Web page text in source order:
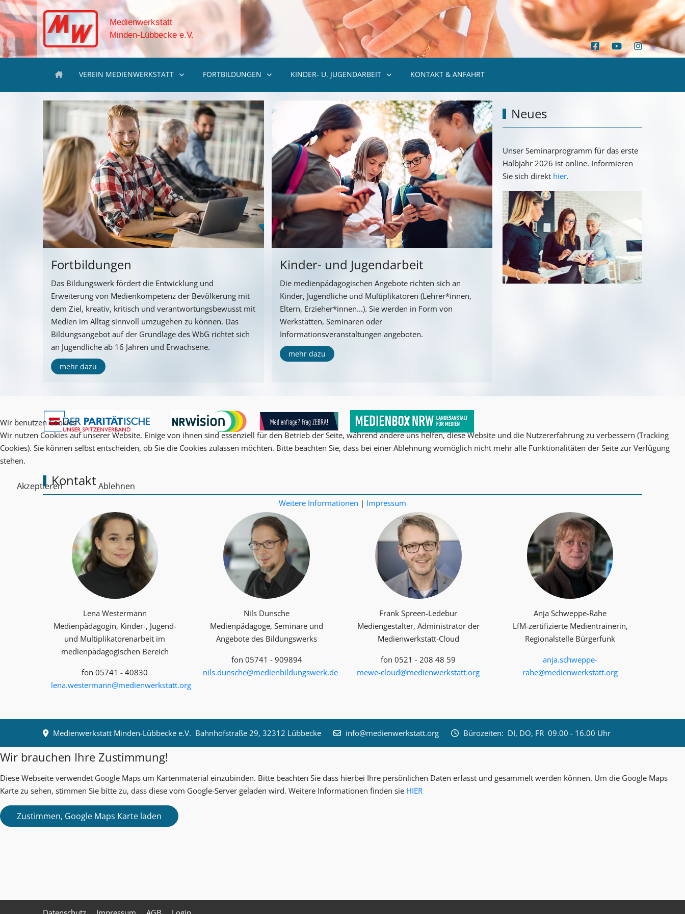
Medienwerkstatt
Minden-Lübbecke e.V.
VEREIN MEDIENWERKSTATT FORTBILDUNGEN KINDER- U. JUGENDARBEIT KONTAKT & ANFAHRT
Fortbildungen
Das Bildungswerk fördert die Entwicklung und
Erweiterung von Medienkompetenz der Bevölkerung mit
dem Ziel, kreativ, kritisch und verantwortungsbewusst mit
Medien im Alltag sinnvoll umzugehen zu können. Das
Bildungsangebot auf der Grundlage des WbG richtet sich
an Jugendliche ab 16 Jahren und Erwachsene.
mehr dazu
Kinder- und Jugendarbeit
Die medienpädagogischen Angebote richten sich an
Kinder, Jugendliche und Multiplikatoren (Lehrer*innen,
Eltern, Erzieher*innen...). Sie werden in Form von
Werkstätten, Seminaren oder
Informationsveranstaltungen angeboten.
mehr dazu
Neues
Unser Seminarprogramm für das erste
Halbjahr 2026 ist online. Informieren
Sie sich direkt hier.
Kontakt
Lena Westermann
Medienpädagogin, Kinder-, Jugend-
und Multiplika­toren­arbeit im
medienpädagogischen Bereich
fon 05741 - 40830
lena.westermann@medienwerkstatt.org
Nils Dunsche
Medienpädagoge, Seminare und
Angebote des Bildungswerks
fon 05741 - 909894
nils.dunsche@medienbildungswerk.de
Frank Spreen-Ledebur
Mediengestalter, Administrator der
Medienwerkstatt-Cloud
fon 0521 - 208 48 59
mewe-cloud@medienwerkstatt.org
Anja Schweppe-Rahe
LfM-zertifizierte Medientrainerin,
Regionalstelle Bürgerfunk
anja.schweppe-
rahe@medienwerkstatt.org
Medienwerkstatt Minden-Lübbecke e.V. Bahnhofstraße 29, 32312 Lübbecke info@medienwerkstatt.org Bürozeiten: DI, DO, FR 09.00 - 16.00 Uhr
Wir brauchen Ihre Zustimmung!
Diese Webseite verwendet Google Maps um Kartenmaterial einzubinden. Bitte beachten Sie dass hierbei Ihre persönlichen Daten erfasst und gesammelt werden können. Um die Google Maps
Karte zu sehen, stimmen Sie bitte zu, dass diese vom Google-Server geladen wird. Weitere Informationen finden sie HIER
Wir benutzen Cookies
Wir nutzen Cookies auf unserer Website. Einige von ihnen sind essenziell für den Betrieb der Seite, während andere uns helfen, diese Website und die Nutzererfahrung zu verbessern (Tracking
Cookies). Sie können selbst entscheiden, ob Sie die Cookies zulassen möchten. Bitte beachten Sie, dass bei einer Ablehnung womöglich nicht mehr alle Funktionalitäten der Seite zur Verfügung
stehen.
Akzeptieren Ablehnen
Weitere Informationen | Impressum